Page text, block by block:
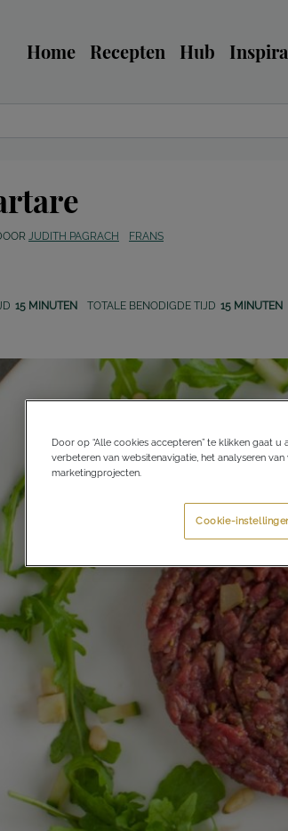
Home Recepten Hub
JUDITH PAGRACH FRANS
15 MINUTEN TOTALE BENODIGDE TIJD 15 MINUTEN
Door op “Alle cookies accepteren” te klikken gaat
verbeteren van websitenavigatie, het analyseren
marketingprojecten.
Cookie-